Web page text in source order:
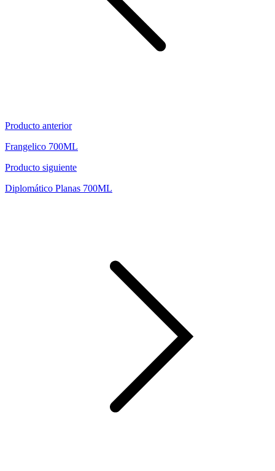
Producto anterior
Frangelico 700ML
Producto siguiente
Diplomático Planas 700ML